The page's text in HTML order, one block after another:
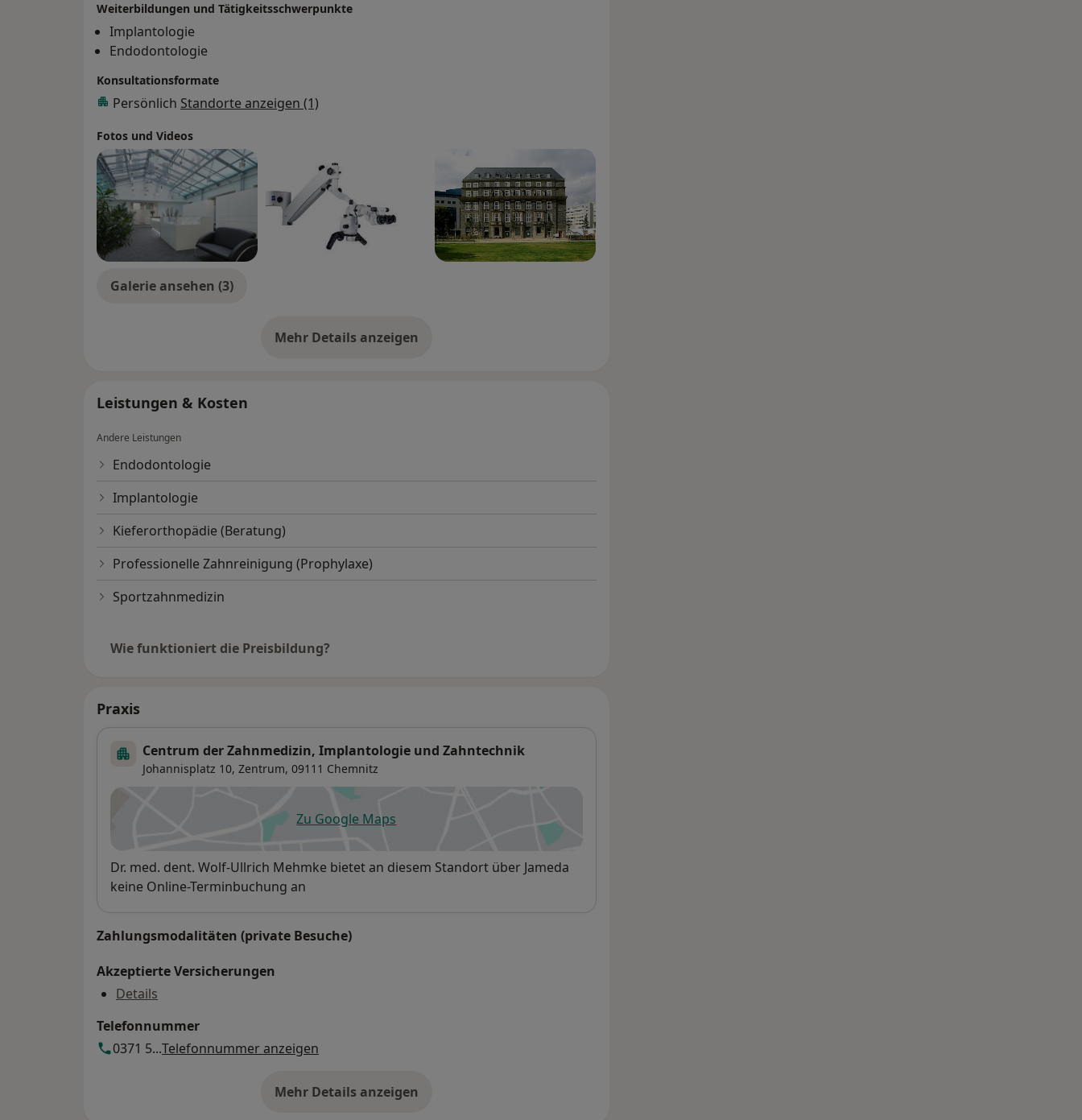
Weiterbildungen und Tätigkeitsschwerpunkte
Implantologie
Endodontologie
Konsultationsformate
Persönlich Standorte anzeigen (1)
Fotos und Videos
Galerie ansehen (3)
Mehr Details anzeigen
über Erfahrungen
Leistungen & Kosten
Andere Leistungen
Endodontologie
Implantologie
Kieferorthopädie (Beratung)
Professionelle Zahnreinigung (Prophylaxe)
Sportzahnmedizin
Wie funktioniert die Preisbildung?
Praxis
Centrum der Zahnmedizin, Implantologie und Zahntechnik
Johannisplatz 10, Zentrum, 09111 Chemnitz
Zu Google Mapsöffnet in einer neuen Registerkarte
Verfügbarkeit
Dr. med. dent. Wolf-Ullrich Mehmke bietet an diesem Standort über Jameda
keine Online-Terminbuchung an
Zahlungsmodalitäten (private Besuche)
Akzeptierte Versicherungen
Details
Telefonnummer
0371 5...Telefonnummer anzeigen
Mehr Details anzeigen
über die Adresse